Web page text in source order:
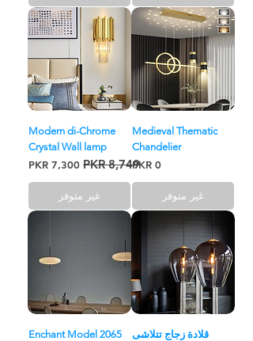
Medieval Thematic
Chandelier
السعر
غير متوفر
Modern di-Chrome
Crystal Wall lamp
سعر عادي سعر البيع
غير متوفر
قلادة زجاج تتلاشى
Enchant Model 2065